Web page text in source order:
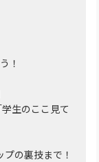
！
生のここ見て
の裏技まで！